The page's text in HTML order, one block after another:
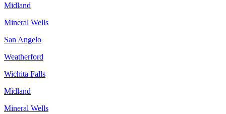
Midland
Mineral Wells
San Angelo
Weatherford
Wichita Falls
Midland
Mineral Wells